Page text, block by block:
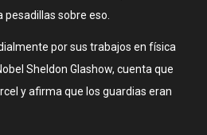
sobre eso.
por sus trabajos en física
Sheldon Glashow, cuenta que
y afirma que los guardias eran